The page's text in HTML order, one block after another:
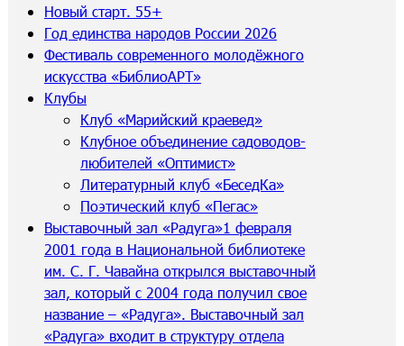
Новый старт. 55+
Год единства народов России 2026
Фестиваль современного молодёжного
искусства «БиблиоАРТ»
Клубы
Клуб «Марийский краевед»
Клубное объединение садоводов-
любителей «Оптимист»
Литературный клуб «БеседКа»
Поэтический клуб «Пегас»
Выставочный зал «Радуга»1 февраля
2001 года в Национальной библиотеке
им. С. Г. Чавайна открылся выставочный
зал, который с 2004 года получил свое
название – «Радуга». Выставочный зал
«Радуга» входит в структуру отдела